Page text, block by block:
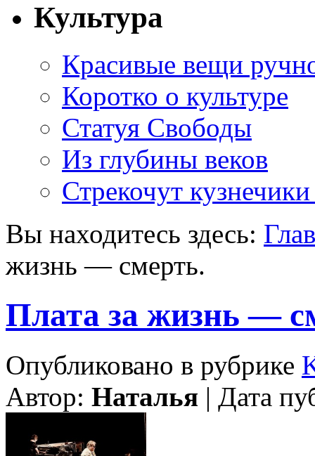
Культура
Красивые вещи
Коротко о культуре
Статуя Свободы
Из глубины веков
Стрекочут
Вы находитесь здесь:
жизнь — смерть.
Плата за жизнь —
Опубликовано в рубрике
Автор: Наталья | Дата